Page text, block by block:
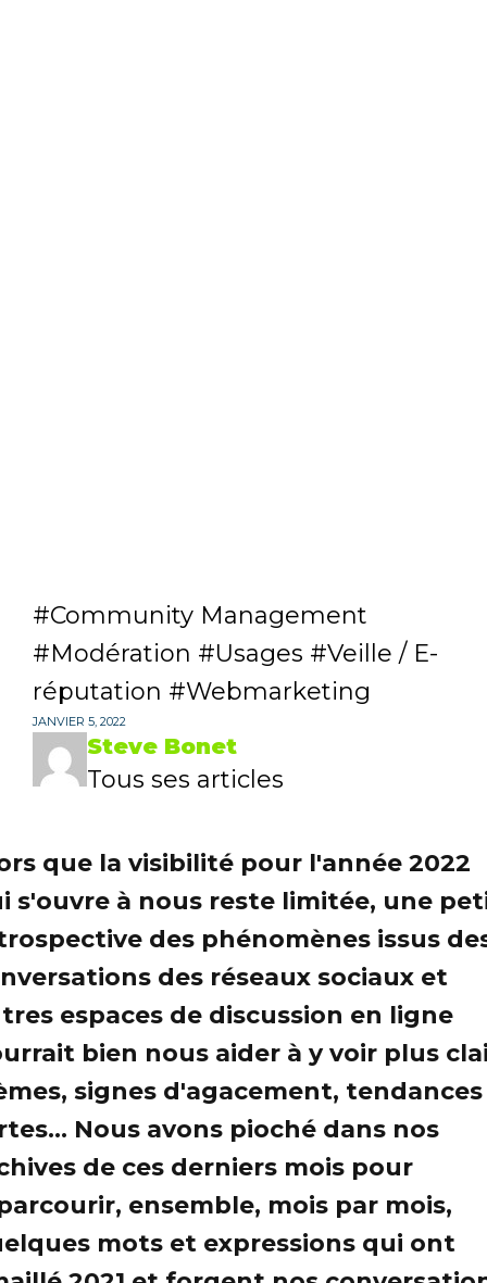
Community Management
Modération
Usages
Veille / E-
réputation
Webmarketing
JANVIER 5, 2022
Steve Bonet
Tous ses articles
que la visibilité pour l'année 2022
s'ouvre à nous reste limitée, une
des phénomènes issus
des réseaux sociaux et
espaces de discussion en ligne
bien nous aider à y voir plus
signes d'agacement, tendances
Nous avons pioché dans nos
de ces derniers mois pour
ensemble, mois par mois,
mots et expressions qui ont